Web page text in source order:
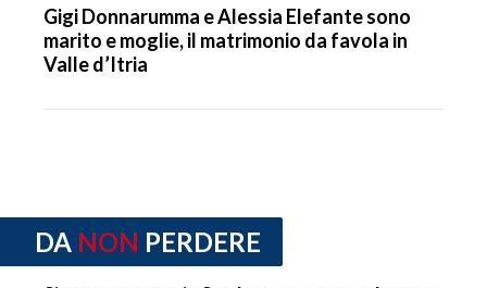
Gigi Donnarumma e Alessia Elefante sono
marito e moglie, il matrimonio da favola in
Valle d’Itria
DA NON PERDERE